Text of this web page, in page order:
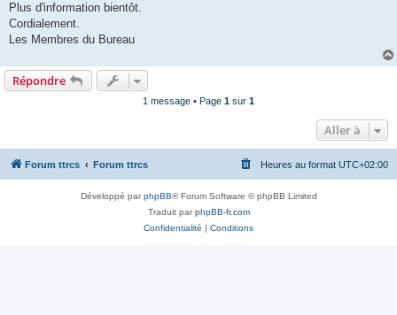
Plus d'information bientôt.
Cordialement.
Les Membres du Bureau
Répondre
1 message • Page 1 sur 1
Aller à
Forum ttrcs Forum ttrcs Heures au format UTC+02:00
Développé parphpBB® Forum Software © phpBB Limited
Traduit parphpBB-fr.com
Confidentialité | Conditions